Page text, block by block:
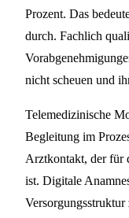
Prozent. Das
durch. Fachlich
nicht scheuen und
Telemedizinische
Begleitung im
Arztkontakt, der für
ist. Digitale